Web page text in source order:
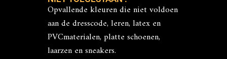
Opvallende kleuren die niet voldoen
aan de dresscode, leren, latex en
PVCmaterialen, platte schoenen,
laarzen en sneakers.